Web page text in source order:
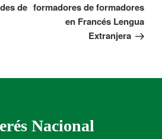
de formadores de formadores
en Francés Lengua
Extranjera
Nacional